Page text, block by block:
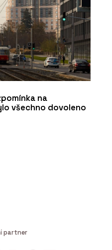
na
všechno dovoleno
partner